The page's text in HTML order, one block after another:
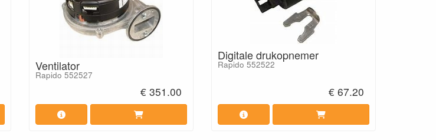
Ventilator
Rapido 552527
€ 351.00
Digitale drukopnemer
Rapido 552522
€ 67.20